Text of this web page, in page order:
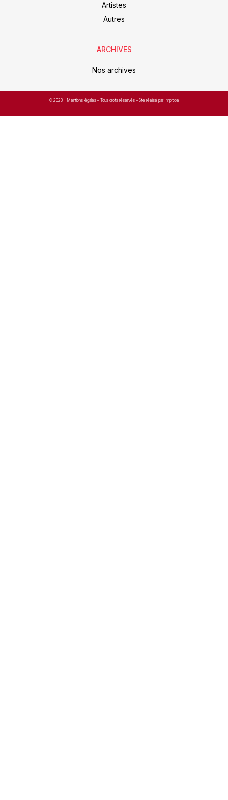
Artistes
Autres
ARCHIVES
Nos archives
© 2023 – Mentions légales – Tous droits réservés – Site réalisé par Improba